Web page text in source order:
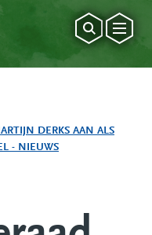
DERKS AAN ALS
- NIEUWS